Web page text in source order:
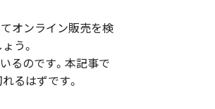
オンライン販売を検
う。
るのです。本記事で
るはずです。